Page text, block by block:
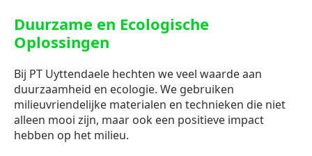
Duurzame en Ecologische
Oplossingen
Bij PT Uyttendaele hechten we veel waarde aan
duurzaamheid en ecologie. We gebruiken
milieuvriendelijke materialen en technieken die niet
alleen mooi zijn, maar ook een positieve impact
hebben op het milieu.